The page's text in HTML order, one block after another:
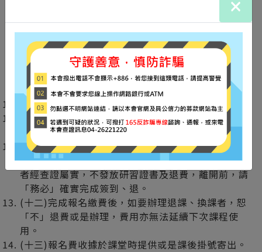
×
(六)當天活動「不」供應午餐，敬請外出自理或是由
本會協助代訂便當。
(七)未經主辦單位同意，上課時「請勿」使用錄音
機、照相機、攝影機等器材。
(八)為維護教學品質，上課期間「請將」手機關機或
轉成靜音、震動。
(九)若有其他須知將於活動當天公佈。
(十)主辦單位保有修改活動細節的權利，疫情因素如
有受影響，有延期會再一一通知學員。
(十一)此課程「有」長照積分，請協助攜帶「身分證
及長照小卡正本以利查驗(不接受影本)」，冒名頂替
者經查證屬實，不發放研習證書及退費，離開前，請
「務必」確實完成簽到、退。
(十二)完成報名繳費後，如要辦理退課、換課者，恕
「不」退費或是辦理，費用亦無法延續下次課程使
用。
(十三)報名費收據於課堂時提供或是課後掛號寄出。